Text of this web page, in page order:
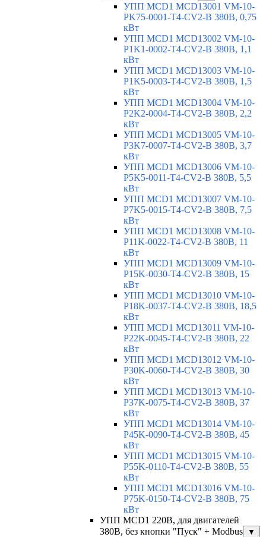
УПП MCD1 MCD13001 VM-10-
PK75-0001-T4-CV2-B 380В, 0,75
кВт
УПП MCD1 MCD13002 VM-10-
P1K1-0002-T4-CV2-B 380В, 1,1
кВт
УПП MCD1 MCD13003 VM-10-
P1K5-0003-T4-CV2-B 380В, 1,5
кВт
УПП MCD1 MCD13004 VM-10-
P2K2-0004-T4-CV2-B 380В, 2,2
кВт
УПП MCD1 MCD13005 VM-10-
P3K7-0007-T4-CV2-B 380В, 3,7
кВт
УПП MCD1 MCD13006 VM-10-
P5K5-0011-T4-CV2-B 380В, 5,5
кВт
УПП MCD1 MCD13007 VM-10-
P7K5-0015-T4-CV2-B 380В, 7,5
кВт
УПП MCD1 MCD13008 VM-10-
P11K-0022-T4-CV2-B 380В, 11
кВт
УПП MCD1 MCD13009 VM-10-
P15K-0030-T4-CV2-B 380В, 15
кВт
УПП MCD1 MCD13010 VM-10-
P18K-0037-T4-CV2-B 380В, 18,5
кВт
УПП MCD1 MCD13011 VM-10-
P22K-0045-T4-CV2-B 380В, 22
кВт
УПП MCD1 MCD13012 VM-10-
P30K-0060-T4-CV2-B 380В, 30
кВт
УПП MCD1 MCD13013 VM-10-
P37K-0075-T4-CV2-B 380В, 37
кВт
УПП MCD1 MCD13014 VM-10-
P45K-0090-T4-CV2-B 380В, 45
кВт
УПП MCD1 MCD13015 VM-10-
P55K-0110-T4-CV2-B 380В, 55
кВт
УПП MCD1 MCD13016 VM-10-
P75K-0150-T4-CV2-B 380В, 75
кВт
УПП MCD1 220В, для двигателей
380В, без кнопки "Пуск" + Modbus
▼